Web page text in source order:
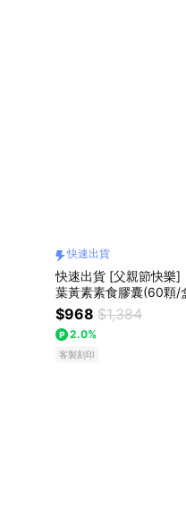
快速出貨
快速出貨 [父親節快樂]
葉黃素素食膠囊(60顆/
$968 $1,384
2.0%
客製刻印